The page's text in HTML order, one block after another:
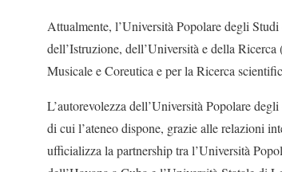
Attualmente, l’Università Popolare degli
dell’Istruzione, dell’Università e della Ricerca
Musicale e Coreutica e per la Ricerca
L’autorevolezza dell’Università Popolare
di cui l’ateneo dispone, grazie alle relazioni
ufficializza la partnership tra l’Università